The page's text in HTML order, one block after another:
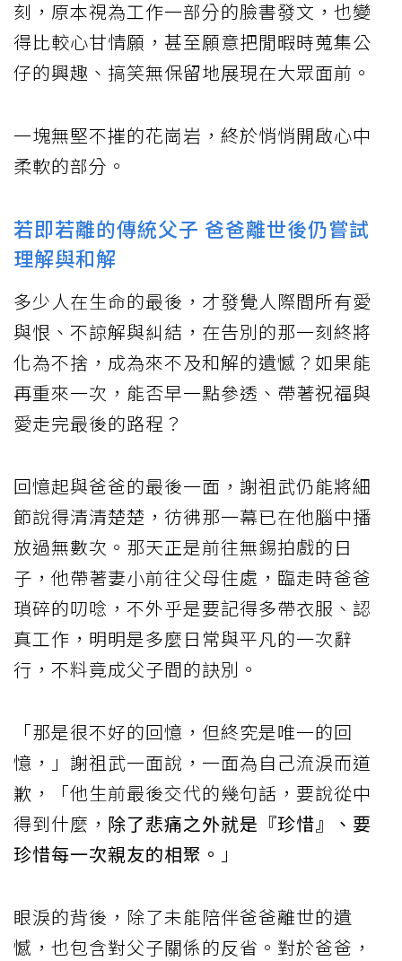
刻，原本視為工作一部分的臉書發文，也變
得比較心甘情願，甚至願意把閒暇時蒐集公
仔的興趣、搞笑無保留地展現在大眾面前。
一塊無堅不摧的花崗岩，終於悄悄開啟心中
柔軟的部分。
若即若離的傳統父子 爸爸離世後仍嘗試
理解與和解
多少人在生命的最後，才發覺人際間所有愛
與恨、不諒解與糾結，在告別的那一刻終將
化為不捨，成為來不及和解的遺憾？如果能
再重來一次，能否早一點參透、帶著祝福與
愛走完最後的路程？
回憶起與爸爸的最後一面，謝祖武仍能將細
節說得清清楚楚，彷彿那一幕已在他腦中播
放過無數次。那天正是前往無錫拍戲的日
子，他帶著妻小前往父母住處，臨走時爸爸
瑣碎的叨唸，不外乎是要記得多帶衣服、認
真工作，明明是多麼日常與平凡的一次辭
行，不料竟成父子間的訣別。
「那是很不好的回憶，但終究是唯一的回
憶，」謝祖武一面說，一面為自己流淚而道
歉，「他生前最後交代的幾句話，要說從中
得到什麼， 除了悲痛之外就是『珍惜』、要
珍惜每一次親友的相聚。 」
眼淚的背後，除了未能陪伴爸爸離世的遺
憾，也包含對父子關係的反省。對於爸爸，